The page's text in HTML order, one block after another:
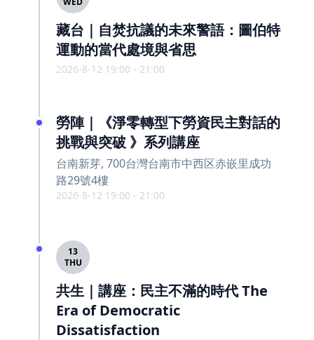
藏台｜自焚抗議的未來警語：圖伯特
運動的當代處境與省思
2026-8-12 19:00 - 21:00
勞陣｜《淨零轉型下勞資民主對話的
挑戰與突破 》系列講座
台南新芽, 700台灣台南市中西区赤嵌里成功
路29號4樓
2026-8-12 19:00 - 21:00
13
THU
共生｜講座：民主不滿的時代 The
Era of Democratic
Dissatisfaction